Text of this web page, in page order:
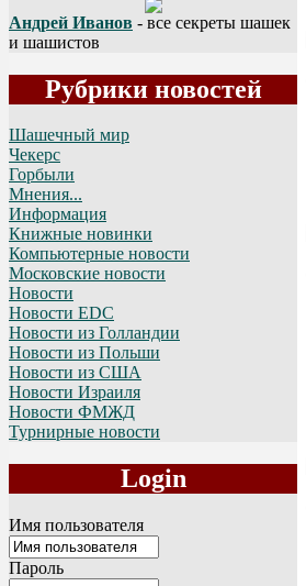
Андрей Иванов - все секреты шашек
и шашистов
Рубрики новостей
Шашечный мир
Чекерс
Горбыли
Мнения...
Информация
Книжные новинки
Компьютерные новости
Московские новости
Новости
Новости EDC
Новости из Голландии
Новости из Польши
Новости из США
Новости Израиля
Новости ФМЖД
Турнирные новости
Login
Имя пользователя
Пароль